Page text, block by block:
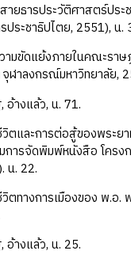
ายธารประวัติศาสตร์ประ
ประชาธิปไตย, 2551), น.
ามขัดแย้งภายในคณะรา
าลงกรณ์มหาวิทยาลัย,
อ้างแล้ว, น. 71.
และการต่อสู้ของพระยา
ารจัดพิมพ์หนังสือ โครง
น. 22.
ทางการเมืองของ พ.อ.
อ้างแล้ว, น. 25.